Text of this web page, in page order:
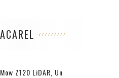
Z120 LiDAR, Un